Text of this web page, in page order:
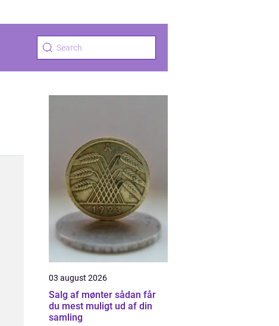
03 august 2026
Salg af mønter sådan får
du mest muligt ud af din
samling